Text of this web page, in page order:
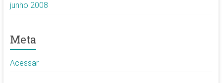
junho 2008
Meta
Acessar